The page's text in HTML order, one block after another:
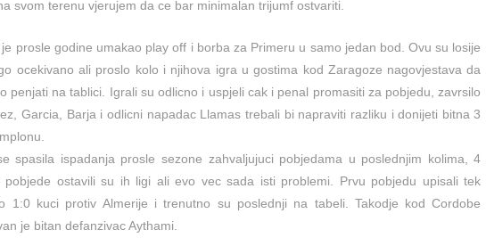
svom terenu vjerujem da ce bar minimalan trijumf ostvariti.
prosle godine umakao play off i borba za Primeru u samo jedan bod. Ovu su losije
ocekivano ali proslo kolo i njihova igra u gostima kod Zaragoze nagovjestava da
penjati na tablici. Igrali su odlicno i uspjeli cak i penal promasiti za pobjedu, zavrsilo
Garcia, Barja i odlicni napadac Llamas trebali bi napraviti razliku i donijeti bitna 3
spasila ispadanja prosle sezone zahvaljujuci pobjedama u poslednjim kolima, 4
pobjede ostavili su ih ligi ali evo vec sada isti problemi. Prvu pobjedu upisali tek
1:0 kuci protiv Almerije i trenutno su poslednji na tabeli. Takodje kod Cordobe
je bitan defanzivac Aythami.